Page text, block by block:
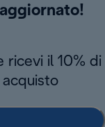
ricevi il 10% di